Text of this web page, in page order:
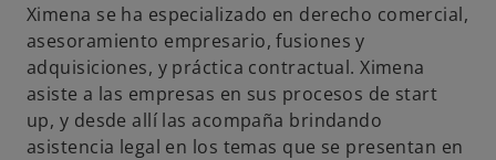
b
r
e
e
n
u
Ximena se ha especializado en derecho comercial,
asesoramiento empresario, fusiones y
adquisiciones, y práctica contractual. Ximena
asiste a las empresas en sus procesos de start
up, y desde allí las acompaña brindando
asistencia legal en los temas que se presentan en